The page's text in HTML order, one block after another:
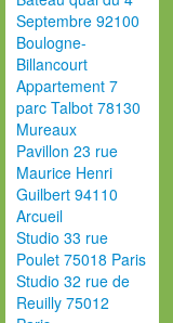
Septembre 92100
Boulogne-
Billancourt
Appartement 7
parc Talbot 78130
Mureaux
Pavillon 23 rue
Maurice Henri
Guilbert 94110
Arcueil
Studio 33 rue
Poulet 75018 Paris
Studio 32 rue de
Reuilly 75012